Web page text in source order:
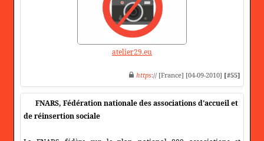
atelier29.eu
https:// [France] [04-09-2010] [#55]
FNARS, Fédération nationale des associations d'accueil et
de réinsertion sociale